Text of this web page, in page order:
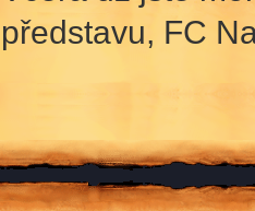
představu, FC